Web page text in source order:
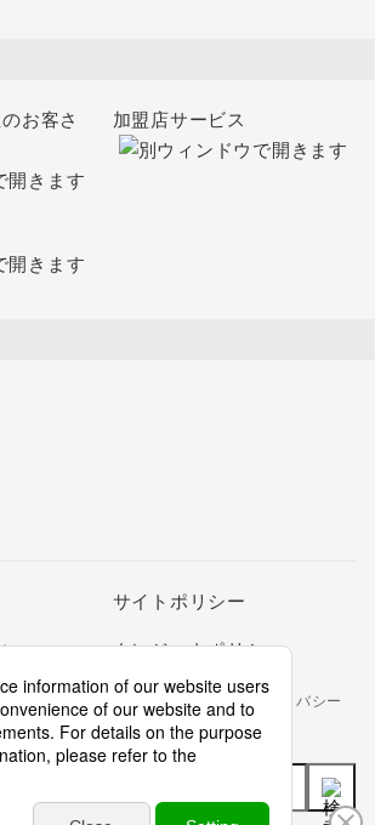
お客さ
加盟店サービス
サイトポリシー
クレジットポリシー
報の取扱いを適切に行う企業としてプライバシー
認められた認定業者です。